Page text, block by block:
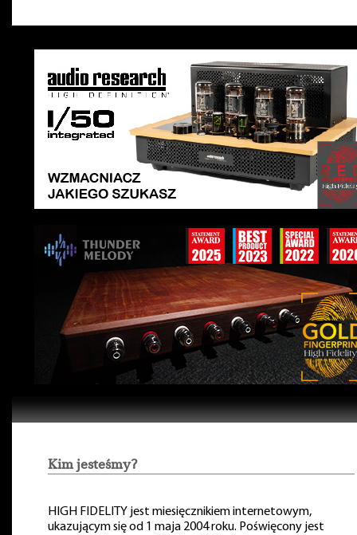
Kim jesteśmy?
HIGH FIDELITY jest miesięcznikiem internetowym,
ukazującym się od 1 maja 2004 roku. Poświęcony jest